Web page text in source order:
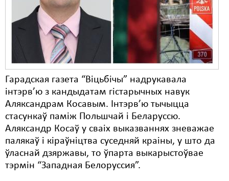
Гарадская газета “Віцьбічы” надрукавала
інтэрв’ю з кандыдатам гістарычных навук
Аляксандрам Косавым. Інтэрв’ю тычыцца
стасункаў паміж Польшчай і Беларуссю.
Аляксандр Косаў у сваіх выказваннях зневажае
палякаў і кіраўніцтва суседняй краіны, у што да
ўласнай дзяржавы, то ўпарта выкарыстоўвае
тэрмін “Западная Белоруссия”.
КПЧ ААН
Культурныя правы
Мігранты
Мірныя сходы
Палітвязьні
Праваабаронцы
Правы дзіцяці
Пэнітэнцыярная сыстэма